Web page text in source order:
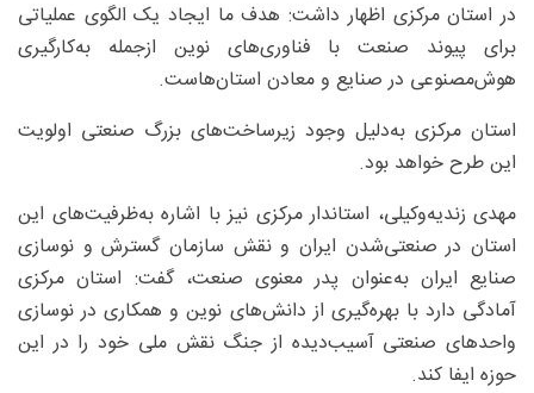
در استان مرکزی اظهار داشت: هدف ما ایجاد یک الگوی عملیاتی
برای پیوند صنعت با فناوری‌های نوین ازجمله به‌کارگیری
هوش‌مصنوعی در صنایع و معادن استان‌هاست.
استان مرکزی به‌دلیل وجود زیرساخت‌های بزرگ صنعتی اولویت
این طرح خواهد بود.
مهدی زندیه‌وکیلی، استاندار مرکزی نیز با اشاره به‌ظرفیت‌های این
استان در صنعتی‌شدن ایران و نقش سازمان گسترش و نوسازی
صنایع ایران به‌عنوان پدر معنوی صنعت، گفت: استان مرکزی
آمادگی دارد با بهره‌گیری از دانش‌های نوین و همکاری در نوسازی
واحدهای صنعتی آسیب‌دیده از جنگ نقش ملی خود را در این
حوزه ایفا کند.